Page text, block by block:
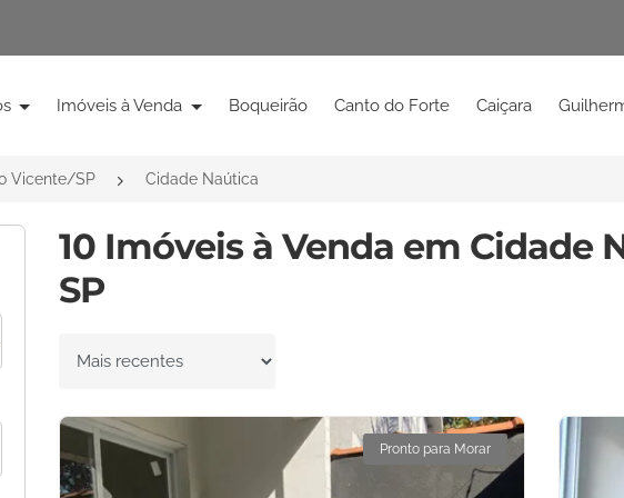
Imóveis à Venda Boqueirão Canto do Forte Caiçara
Vicente/SP Cidade Naútica
10 Imóveis à Venda em Cidade
SP
Ordenar por
Pronto para Morar